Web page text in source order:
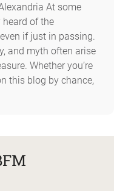
At some
heard of the
if just in passing.
and myth often arise
Whether you’re
this blog by chance,